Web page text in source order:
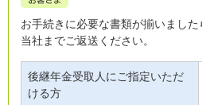
お手続きに必要な書類が揃いまし
当社までご返送ください。
後継年金受取人にご指定いただ
ける方